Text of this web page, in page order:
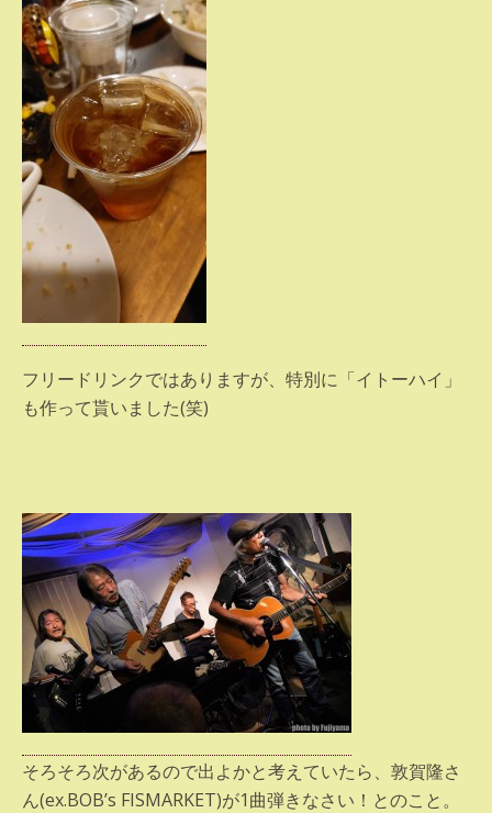
フリードリンクではありますが、特別に「イトーハイ」
も作って貰いました(笑)
そろそろ次があるので出よかと考えていたら、敦賀隆さ
ん(ex.BOB’s FISMARKET)が1曲弾きなさい！とのこと。